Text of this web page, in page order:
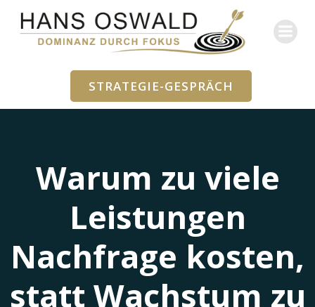
Zum
Inhalt
springen
STRATEGIE-GESPRÄCH
Warum zu viele
Leistungen
Nachfrage kosten,
statt Wachstum zu